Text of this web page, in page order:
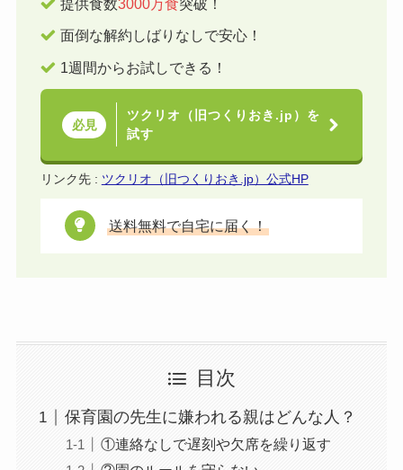
提供食数3000万食突破！
面倒な解約しばりなしで安心！
1週間からお試しできる！
必見
ツクリオ（旧つくりおき.jp）を
試す
リンク先 : ツクリオ（旧つくりおき.jp）公式HP
送料無料で自宅に届く！
目次
保育園の先生に嫌われる親はどんな人？
①連絡なしで遅刻や欠席を繰り返す